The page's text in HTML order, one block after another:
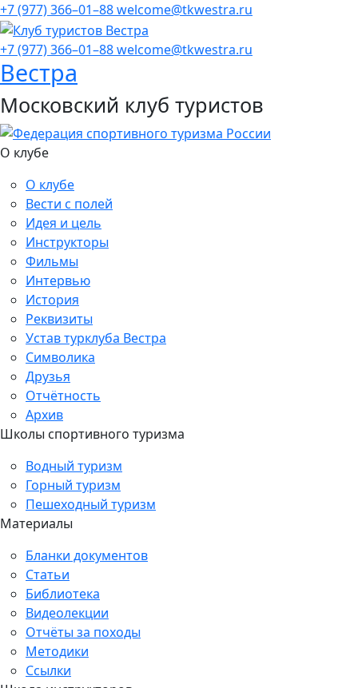
+7 (977) 366–01–88welcome@tkwestra.ru
+7 (977) 366–01–88welcome@tkwestra.ru
Вестра
Московский клуб туристов
О клубе
О клубе
Вести с полей
Идея и цель
Инструкторы
Фильмы
Интервью
История
Реквизиты
Устав турклуба Вестра
Символика
Друзья
Отчётность
Архив
Школы спортивного туризма
Водный туризм
Горный туризм
Пешеходный туризм
Материалы
Бланки документов
Статьи
Библиотека
Видеолекции
Отчёты за походы
Методики
Ссылки